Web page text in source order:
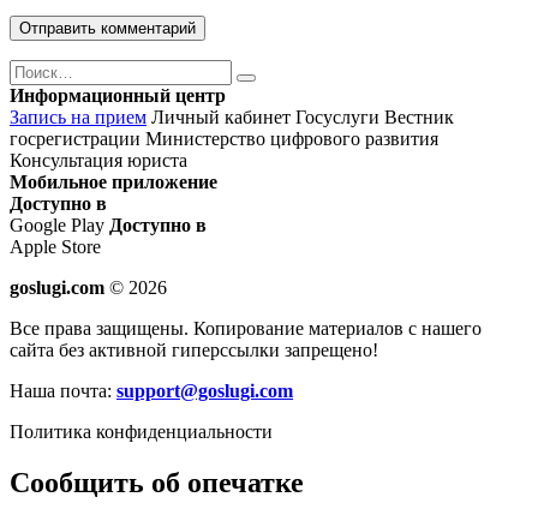
Поиск
Найти
Информационный центр
Запись на прием Личный кабинет Госуслуги Вестник
госрегистрации Министерство цифрового развития
Консультация юриста
Мобильное приложение
Доступно в
Google Play Доступно в
Apple Store
goslugi.com © 2026
Все права защищены. Копирование материалов с нашего
сайта без активной гиперссылки запрещено!
Наша почта: support@goslugi.com
Политика конфиденциальности
Сообщить об опечатке